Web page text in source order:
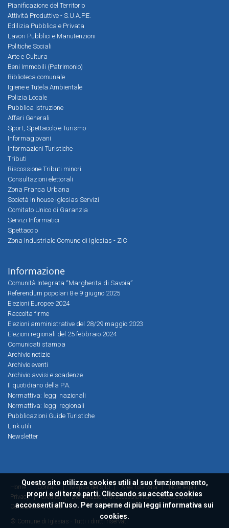
Questo sito utilizza cookies utili al suo funzionamento,
propri e di terze parti. Cliccando su accetta cookies
acconsenti all'uso. Per saperne di più leggi informativa sui
cookies.
Pianificazione del Territorio
Attività Produttive - S.U.A.P.E.
Edilizia Pubblica e Privata
Lavori Pubblici e Manutenzioni
Politiche Sociali
Arte e Cultura
Beni Immobili (Patrimonio)
Biblioteca comunale
Igiene e Tutela Ambientale
Polizia Locale
Pubblica Istruzione
Affari Generali
Sport, Spettacolo e Turismo
Informagiovani
Informazioni Turistiche
Tributi
Riscossione Tributi minori
Consultazioni elettorali
Zona Franca Urbana
Società in house Iglesias Servizi
Comitato Unico di Garanzia
Servizi Informatici
Spettacolo
Zona Industriale Comune di Iglesias - ZIC
Informazione
Comunità Integrata “Margherita di Savoia”
Referendum popolari 8 e 9 giugno 2025
Elezioni Europee 2024
Raccolta firme
Elezioni amministrative del 28/29 maggio 2023
Elezioni regionali del 25 febbraio 2024
Comunicati stampa
Archivio notizie
Archivio eventi
Archivio avvisi e scadenze
Il quotidiano della P.A.
Normattiva: leggi nazionali
Normattiva: leggi regionali
Pubblicazioni Guide Turistiche
Link utili
Newsletter
Home | Contatti | Mappa del sito | Area riservata | Note legali |
Privacy
| Credits | Dichiarazione di accessibilità
Accessibilità
ConsulMedia 2016
© Comune di Iglesias - Tutti i diritti riservati